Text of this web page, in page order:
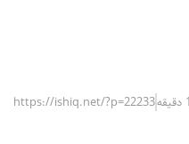
https://ishiq.net/?p=22233